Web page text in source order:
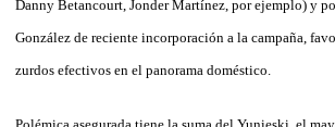
Danny Betancourt, Jonder Martínez, por ejemplo) y
González de reciente incorporación a la campaña,
zurdos efectivos en el panorama doméstico.